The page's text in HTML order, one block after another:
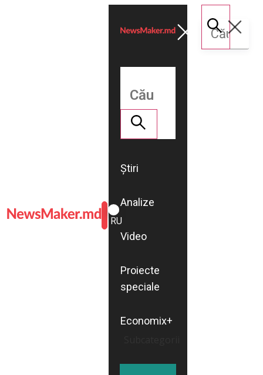
ROMÂNĂ
RU
Știri
Analize
Video
Proiecte
speciale
Economix+